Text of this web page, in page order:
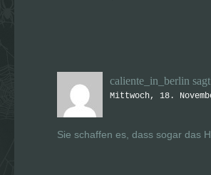
caliente_in_berlin
Mittwoch, 18.
Sie schaffen es, dass sogar das